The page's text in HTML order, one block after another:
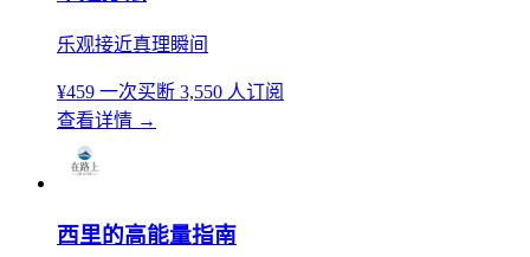
乐观接近真理瞬间
¥459 一次买断 3,550 人订阅
查看详情 →
西里的高能量指南